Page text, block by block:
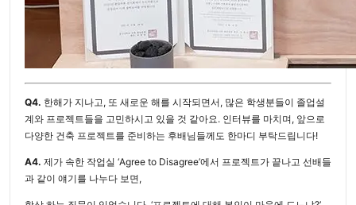
Q4. 한해가 지나고, 또 새로운 해를 시작되면서, 많은 학생분들이 졸업설
계와 프로젝트들을 고민하시고 있을 것 같아요. 인터뷰를 마치며, 앞으로
다양한 건축 프로젝트를 준비하는 후배님들께도 한마디 부탁드립니다!
A4. 제가 속한 작업실 ‘Agree to Disagree’에서 프로젝트가 끝나고 선배들
과 같이 얘기를 나누다 보면,